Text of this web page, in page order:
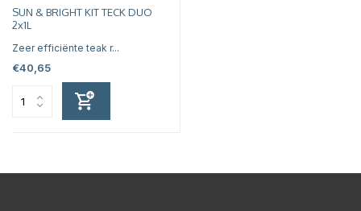
SUN & BRIGHT KIT TECK DUO
2x1L
Zeer efficiënte teak r...
€40,65